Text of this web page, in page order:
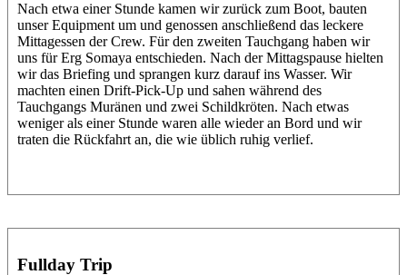
Nach etwa einer Stunde kamen wir zurück zum Boot, bauten
unser Equipment um und genossen anschließend das leckere
Mittagessen der Crew. Für den zweiten Tauchgang haben wir
uns für Erg Somaya entschieden. Nach der Mittagspause hielten
wir das Briefing und sprangen kurz darauf ins Wasser. Wir
machten einen Drift-Pick-Up und sahen während des
Tauchgangs Muränen und zwei Schildkröten. Nach etwas
weniger als einer Stunde waren alle wieder an Bord und wir
traten die Rückfahrt an, die wie üblich ruhig verlief.
Fullday Trip